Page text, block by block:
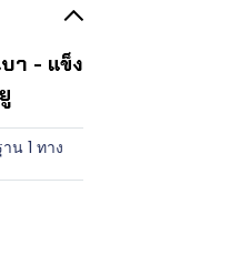
า - แข็ง
น 1 ทาง